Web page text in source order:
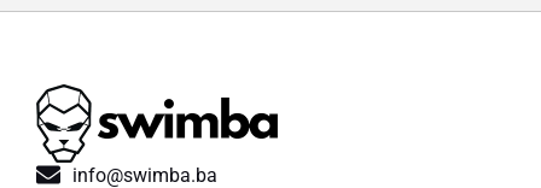
info@swimba.ba